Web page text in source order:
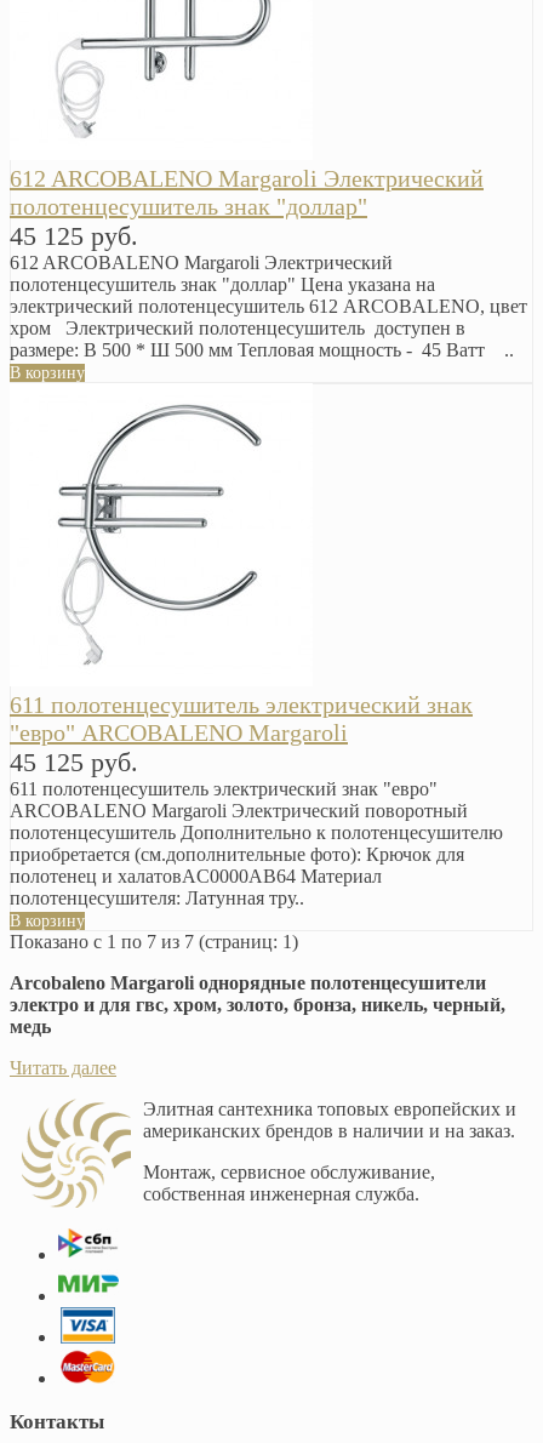
612 ARCOBALENO Margaroli Электрический
полотенцесушитель знак "доллар"
45 125 руб.
612 ARCOBALENO Margaroli Электрический
полотенцесушитель знак "доллар" Цена указана на
электрический полотенцесушитель 612 ARCOBALENO, цвет
хром Электрический полотенцесушитель доступен в
размере: В 500 * Ш 500 мм Тепловая мощность - 45 Ватт ..
В корзину
611 полотенцесушитель электрический знак
"евро" ARCOBALENO Margaroli
45 125 руб.
611 полотенцесушитель электрический знак "евро"
ARCOBALENO Margaroli Электрический поворотный
полотенцесушитель Дополнительно к полотенцесушителю
приобретается (см.дополнительные фото): Крючок для
полотенец и халатовAC0000AB64 Материал
полотенцесушителя: Латунная тру..
В корзину
Показано с 1 по 7 из 7 (страниц: 1)
Arcobaleno Margaroli однорядные полотенцесушители
электро и для гвс, хром, золото, бронза, никель, черный,
медь
Читать далее
Элитная сантехника топовых европейских и
американских брендов в наличии и на заказ.
Монтаж, сервисное обслуживание,
собственная инженерная служба.
Контакты